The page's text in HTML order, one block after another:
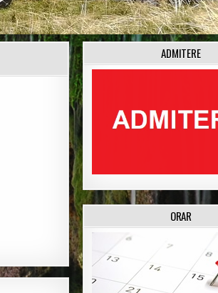
ADMITERE
ORAR